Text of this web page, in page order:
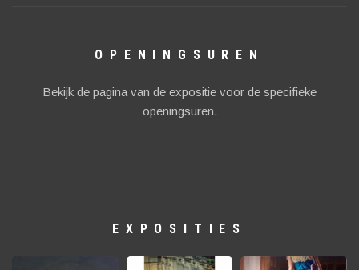
OPENINGSUREN
Bekijk de pagina van de expositie voor de specifieke
openingsuren.
EXPOSITIES